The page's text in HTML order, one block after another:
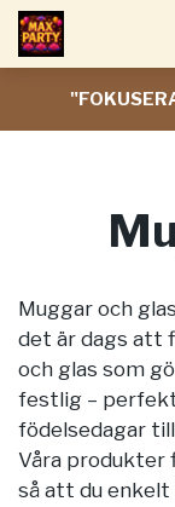
Muggar och
det är dags att
och glas som
festlig –
födelsedagar
Våra produkter
så att du enkelt